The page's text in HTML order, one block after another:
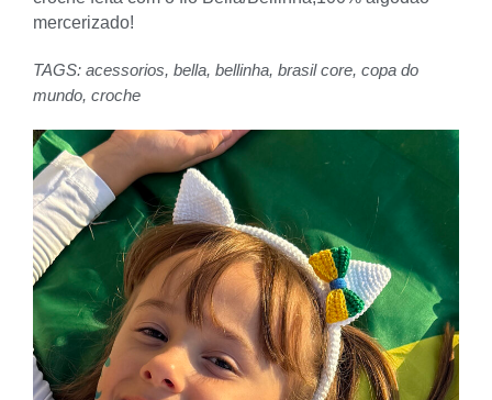
mercerizado!
TAGS: acessorios, bella, bellinha, brasil core, copa do
mundo, croche